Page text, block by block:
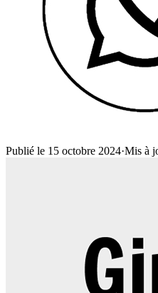
Publié le 15 octobre 2024·Mis à